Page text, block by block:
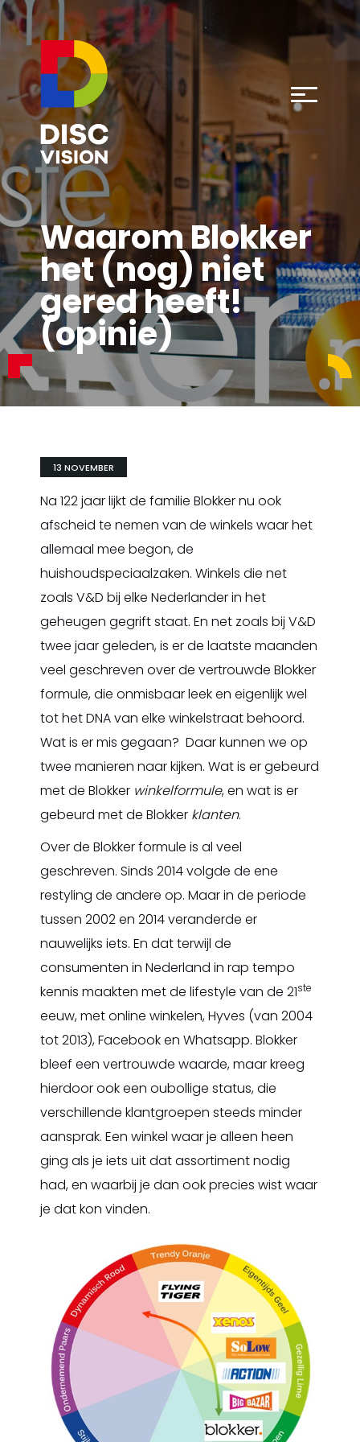
Waarom Blokker
het (nog) niet
gered heeft!
(opinie)
13 NOVEMBER
Na 122 jaar lijkt de familie Blokker nu ook
afscheid te nemen van de winkels waar het
allemaal mee begon, de
huishoudspeciaalzaken. Winkels die net
zoals V&D bij elke Nederlander in het
geheugen gegrift staat. En net zoals bij V&D
twee jaar geleden, is er de laatste maanden
veel geschreven over de vertrouwde Blokker
formule, die onmisbaar leek en eigenlijk wel
tot het DNA van elke winkelstraat behoord.
Wat is er mis gegaan? Daar kunnen we op
twee manieren naar kijken. Wat is er gebeurd
met de Blokker winkelformule, en wat is er
gebeurd met de Blokker klanten.
Over de Blokker formule is al veel
geschreven. Sinds 2014 volgde de ene
restyling de andere op. Maar in de periode
tussen 2002 en 2014 veranderde er
nauwelijks iets. En dat terwijl de
consumenten in Nederland in rap tempo
kennis maakten met de lifestyle van de 21ste
eeuw, met online winkelen, Hyves (van 2004
tot 2013), Facebook en Whatsapp. Blokker
bleef een vertrouwde waarde, maar kreeg
hierdoor ook een oubollige status, die
verschillende klantgroepen steeds minder
aansprak. Een winkel waar je alleen heen
ging als je iets uit dat assortiment nodig
had, en waarbij je dan ook precies wist waar
je dat kon vinden.